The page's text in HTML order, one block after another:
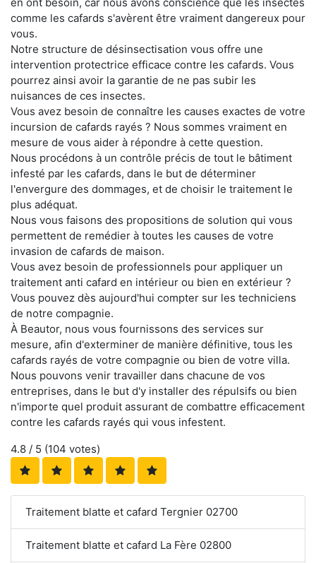
comme les cafards s'avèrent être vraiment dangereux pour
vous.
Notre structure de désinsectisation vous offre une
intervention protectrice efficace contre les cafards. Vous
pourrez ainsi avoir la garantie de ne pas subir les
nuisances de ces insectes.
Vous avez besoin de connaître les causes exactes de votre
incursion de cafards rayés ? Nous sommes vraiment en
mesure de vous aider à répondre à cette question.
Nous procédons à un contrôle précis de tout le bâtiment
infesté par les cafards, dans le but de déterminer
l'envergure des dommages, et de choisir le traitement le
plus adéquat.
Nous vous faisons des propositions de solution qui vous
permettent de remédier à toutes les causes de votre
invasion de cafards de maison.
Vous avez besoin de professionnels pour appliquer un
traitement anti cafard en intérieur ou bien en extérieur ?
Vous pouvez dès aujourd'hui compter sur les techniciens
de notre compagnie.
À Beautor, nous vous fournissons des services sur
mesure, afin d'exterminer de manière définitive, tous les
cafards rayés de votre compagnie ou bien de votre villa.
Nous pouvons venir travailler dans chacune de vos
entreprises, dans le but d'y installer des répulsifs ou bien
n'importe quel produit assurant de combattre efficacement
contre les cafards rayés qui vous infestent.
4.8 / 5 (104 votes)
Traitement blatte et cafard Tergnier 02700
Traitement blatte et cafard La Fère 02800